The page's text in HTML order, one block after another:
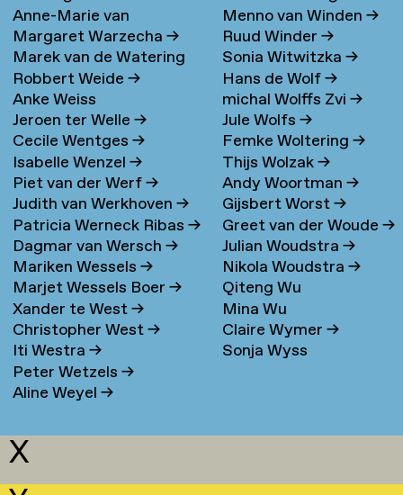
Anne-Marie van
Warmerdam
Margaret Warzecha→
Marek van de Watering
Robbert Weide→
Anke Weiss
Jeroen ter Welle→
Cecile Wentges→
Isabelle Wenzel→
Piet van der Werf→
Judith van Werkhoven→
Patricia Werneck Ribas→
Dagmar van Wersch→
Mariken Wessels→
Marjet Wessels Boer→
Xander te West→
Christopher West→
Iti Westra→
Peter Wetzels→
Aline Weyel→
Menno van Winden→
Ruud Winder→
Sonia Witwitzka→
Hans de Wolf→
michal Wolffs Zvi→
Jule Wolfs→
Femke Woltering→
Thijs Wolzak→
Andy Woortman→
Gijsbert Worst→
Greet van der Woude→
Julian Woudstra→
Nikola Woudstra→
Qiteng Wu
Mina Wu
Claire Wymer→
Sonja Wyss
X